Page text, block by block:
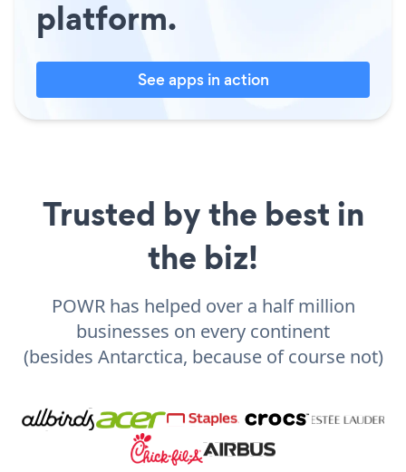
platform.
See apps in action
Trusted by the best in
the biz!
POWR has helped over a half million
businesses on every continent
(besides Antarctica, because of course not)